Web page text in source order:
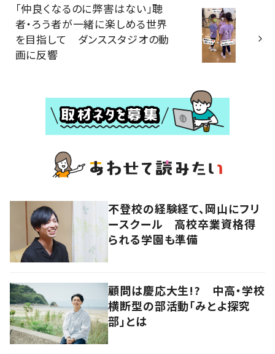
「仲良くなるのに弊害はない」聴
者・ろう者が一緒に楽しめる世界
を目指して ダンススタジオの動
画に反響
不登校の経験経て、岡山にフリ
ースクール 高校卒業資格得
られる学園も準備
顧問は慶応大生!? 中高・学校
横断型の部活動「みとよ探究
部」とは